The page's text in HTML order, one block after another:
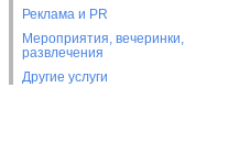
Реклама и PR
Мероприятия, вечеринки,
развлечения
Другие услуги